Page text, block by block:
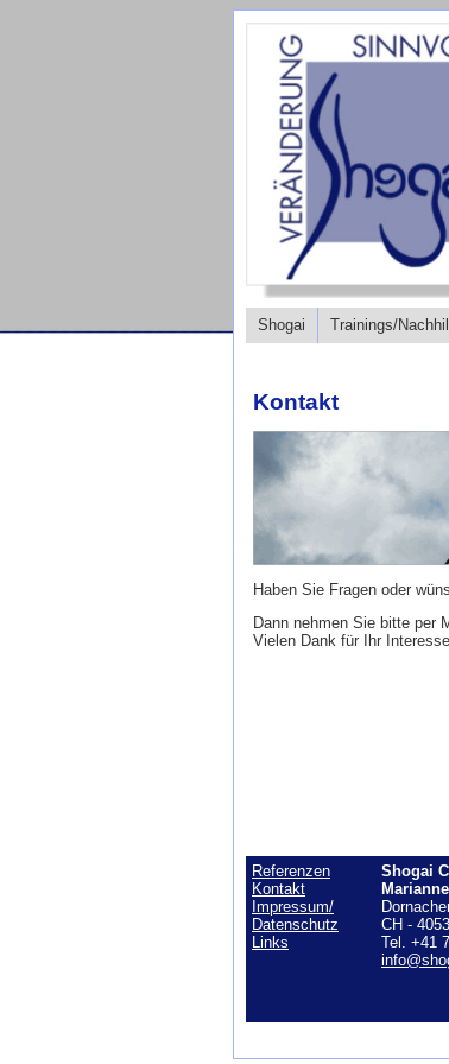
Shogai Trainings/
Kontakt
Haben Sie Fragen oder
Dann nehmen Sie bitte per
Vielen Dank für Ihr
Referenzen
Kontakt
Impressum/
Datenschutz
Links
Shogai
CH -
Tel. +41